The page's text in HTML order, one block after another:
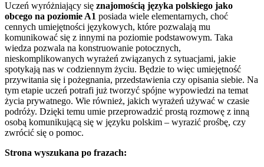
Uczeń wyróżniający się znajomością języka polskiego jako
obcego na poziomie A1 posiada wiele elementarnych, choć
cennych umiejętności językowych, które pozwalają mu
komunikować się z innymi na poziomie podstawowym. Taka
wiedza pozwala na konstruowanie potocznych,
nieskomplikowanych wyrażeń związanych z sytuacjami, jakie
spotykają nas w codziennym życiu. Będzie to więc umiejętność
przywitania się i pożegnania, przedstawienia czy opisania siebie. Na
tym etapie uczeń potrafi już tworzyć spójne wypowiedzi na temat
życia prywatnego. Wie również, jakich wyrażeń używać w czasie
podróży. Dzięki temu umie przeprowadzić prostą rozmowę z inną
osobą komunikującą się w języku polskim – wyrazić prośbę, czy
zwrócić się o pomoc.
Strona wyszukana po frazach: